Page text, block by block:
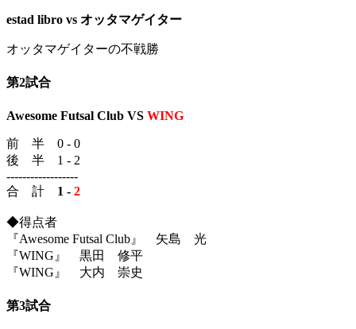
estad libro vs オッタマゲイター
オッタマゲイターの不戦勝
第2試合
Awesome Futsal Club VS WING
前 半 0 - 0
後 半 1 - 2
------------------
合 計 1 - 2
◆得点者
『Awesome Futsal Club』 矢島 光
『WING』 黒田 修平
『WING』 大内 崇史
第3試合